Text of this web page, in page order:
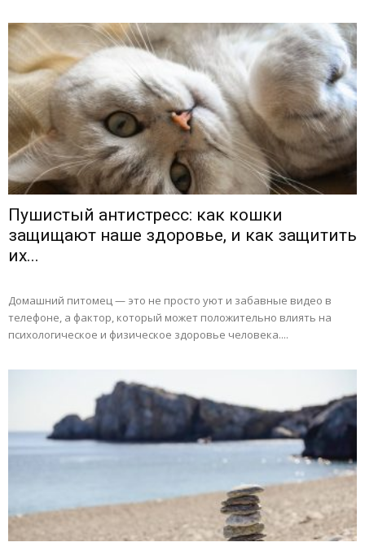
Пушистый антистресс: как кошки
защищают наше здоровье, и как защитить
их...
Домашний питомец — это не просто уют и забавные видео в
телефоне, а фактор, который может положительно влиять на
психологическое и физическое здоровье человека....